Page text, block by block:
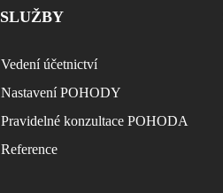
SLUŽBY
Vedení účetnictví
Nastavení POHODY
Pravidelné konzultace POHODA
Reference